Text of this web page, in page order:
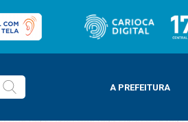
A PREFEITURA